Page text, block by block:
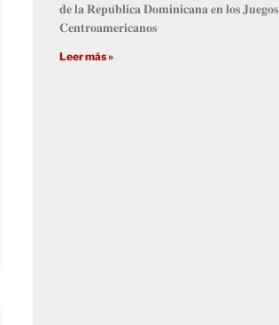
𝐝𝐞 𝐥𝐚 𝐑𝐞𝐩𝐮́𝐛𝐥𝐢𝐜𝐚 𝐃𝐨𝐦𝐢𝐧𝐢𝐜𝐚𝐧𝐚 𝐞𝐧 𝐥𝐨𝐬 𝐉𝐮𝐞𝐠𝐨𝐬
𝐂𝐞𝐧𝐭𝐫𝐨𝐚𝐦𝐞𝐫𝐢𝐜𝐚𝐧𝐨𝐬
Leer más »